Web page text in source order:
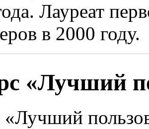
Лауреат
в 2000 году.
«Лучший
«Лучший